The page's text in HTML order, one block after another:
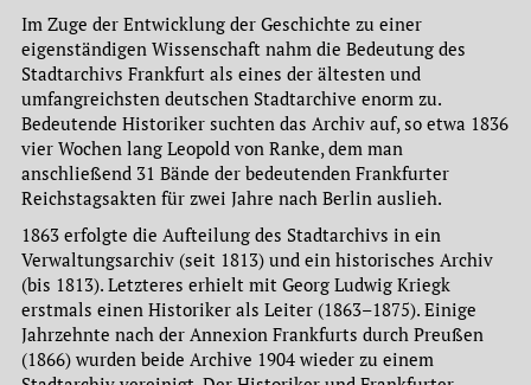
Im Zuge der Entwicklung der Geschichte zu einer
eigenständigen Wissenschaft nahm die Bedeutung des
Stadtarchivs Frankfurt als eines der ältesten und
umfangreichsten deutschen Stadtarchive enorm zu.
Bedeutende Historiker suchten das Archiv auf, so etwa 1836
vier Wochen lang Leopold von Ranke, dem man
anschließend 31 Bände der bedeutenden Frankfurter
Reichstagsakten für zwei Jahre nach Berlin auslieh.
1863 erfolgte die Aufteilung des Stadtarchivs in ein
Verwaltungsarchiv (seit 1813) und ein historisches Archiv
(bis 1813). Letzteres erhielt mit Georg Ludwig Kriegk
erstmals einen Historiker als Leiter (1863–1875). Einige
Jahrzehnte nach der Annexion Frankfurts durch Preußen
(1866) wurden beide Archive 1904 wieder zu einem